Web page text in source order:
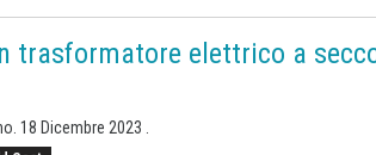
trasformatore elettrico a
. 18 Dicembre 2023 .